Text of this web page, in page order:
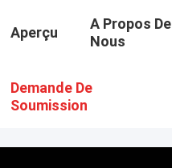
Aperçu
A Propos De
Nous
Demande De
Soumission